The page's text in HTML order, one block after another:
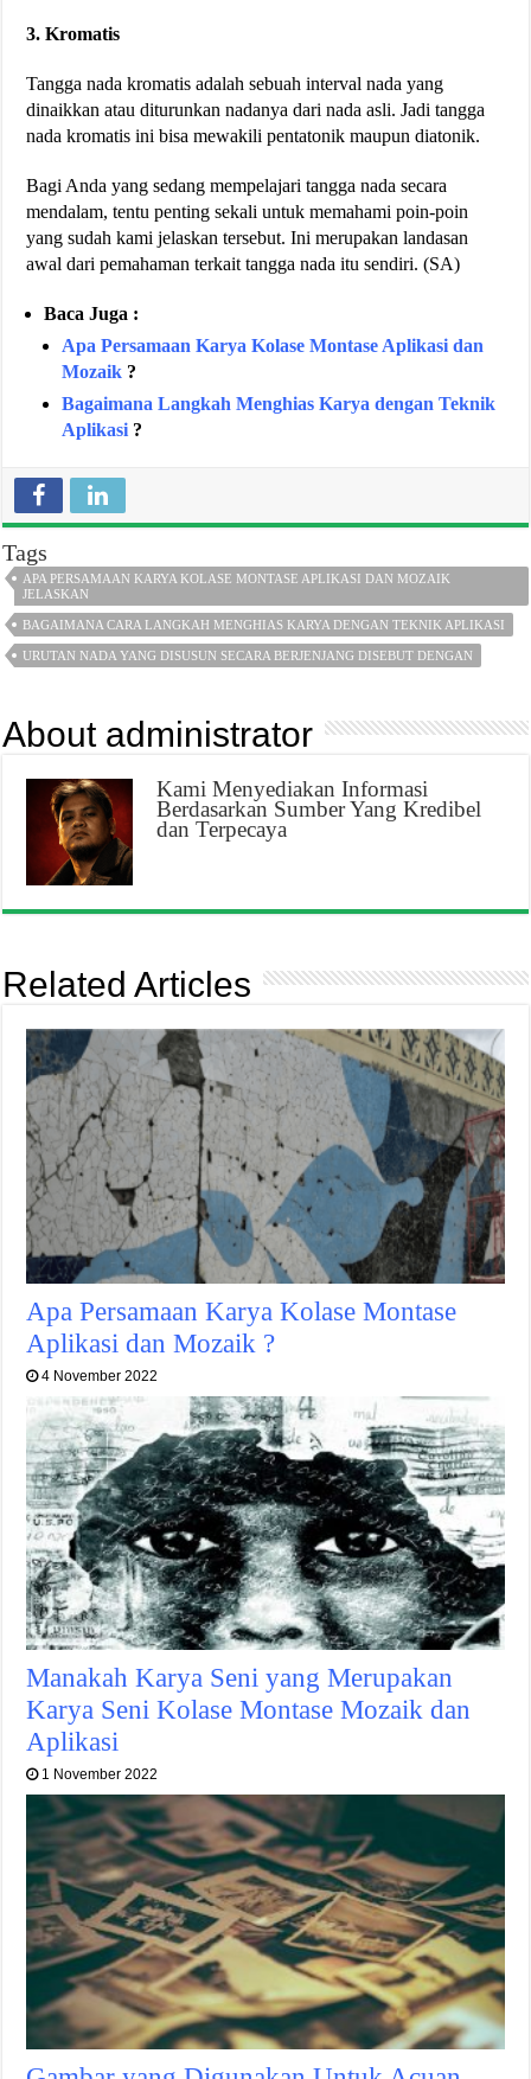
3. Kromatis
Tangga nada kromatis adalah sebuah interval nada yang
dinaikkan atau diturunkan nadanya dari nada asli. Jadi tangga
nada kromatis ini bisa mewakili pentatonik maupun diatonik.
Bagi Anda yang sedang mempelajari tangga nada secara
mendalam, tentu penting sekali untuk memahami poin-poin
yang sudah kami jelaskan tersebut. Ini merupakan landasan
awal dari pemahaman terkait tangga nada itu sendiri. (SA)
Baca Juga :
Apa Persamaan Karya Kolase Montase Aplikasi dan
Mozaik ?
Bagaimana Langkah Menghias Karya dengan Teknik
Aplikasi ?
Tags
APA PERSAMAAN KARYA KOLASE MONTASE APLIKASI DAN MOZAIK
JELASKAN
BAGAIMANA CARA LANGKAH MENGHIAS KARYA DENGAN TEKNIK APLIKASI
URUTAN NADA YANG DISUSUN SECARA BERJENJANG DISEBUT DENGAN
About administrator
Kami Menyediakan Informasi
Berdasarkan Sumber Yang Kredibel
dan Terpecaya
Related Articles
Apa Persamaan Karya Kolase Montase
Aplikasi dan Mozaik ?
4 November 2022
Manakah Karya Seni yang Merupakan
Karya Seni Kolase Montase Mozaik dan
Aplikasi
1 November 2022